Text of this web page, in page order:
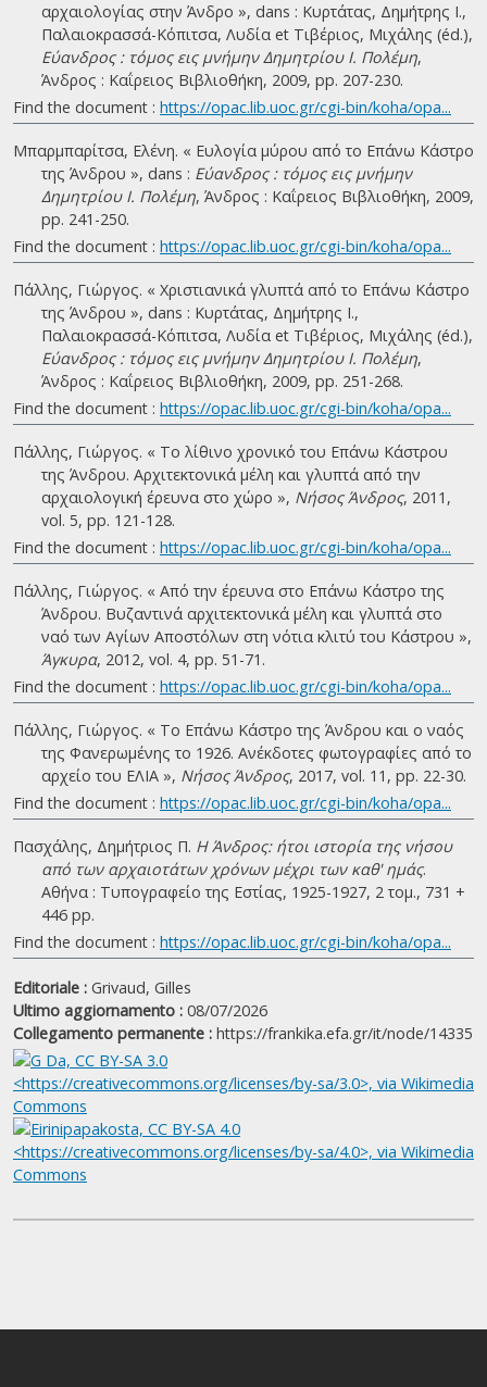
αρχαιολογίας στην Άνδρο », dans : Κυρτάτας, Δημήτρης Ι.,
Παλαιοκρασσά-Κόπιτσα, Λυδία et Τιβέριος, Μιχάλης (éd.),
Εύανδρος : τόμος εις μνήμην Δημητρίου Ι. Πολέμη,
Άνδρος : Καΐρειος Βιβλιοθήκη, 2009, pp. 207-230.
Find the document : https://opac.lib.uoc.gr/cgi-bin/koha/opa...
Μπαρμπαρίτσα, Ελένη. « Ευλογία μύρου από το Επάνω Κάστρο
της Άνδρου », dans : Εύανδρος : τόμος εις μνήμην
Δημητρίου Ι. Πολέμη, Άνδρος : Καΐρειος Βιβλιοθήκη, 2009,
pp. 241-250.
Find the document : https://opac.lib.uoc.gr/cgi-bin/koha/opa...
Πάλλης, Γιώργος. « Χριστιανικά γλυπτά από το Επάνω Κάστρο
της Άνδρου », dans : Κυρτάτας, Δημήτρης Ι.,
Παλαιοκρασσά-Κόπιτσα, Λυδία et Τιβέριος, Μιχάλης (éd.),
Εύανδρος : τόμος εις μνήμην Δημητρίου Ι. Πολέμη,
Άνδρος : Καΐρειος Βιβλιοθήκη, 2009, pp. 251-268.
Find the document : https://opac.lib.uoc.gr/cgi-bin/koha/opa...
Πάλλης, Γιώργος. « Το λίθινο χρονικό του Επάνω Κάστρου
της Άνδρου. Αρχιτεκτονικά μέλη και γλυπτά από την
αρχαιολογική έρευνα στο χώρο », Νήσος Άνδρος, 2011,
vol. 5, pp. 121-128.
Find the document : https://opac.lib.uoc.gr/cgi-bin/koha/opa...
Πάλλης, Γιώργος. « Από την έρευνα στο Επάνω Κάστρο της
Άνδρου. Βυζαντινά αρχιτεκτονικά μέλη και γλυπτά στο
ναό των Αγίων Αποστόλων στη νότια κλιτύ του Κάστρου »,
Άγκυρα, 2012, vol. 4, pp. 51-71.
Find the document : https://opac.lib.uoc.gr/cgi-bin/koha/opa...
Πάλλης, Γιώργος. « Το Επάνω Κάστρο της Άνδρου και ο ναός
της Φανερωμένης το 1926. Ανέκδοτες φωτογραφίες από το
αρχείο του ΕΛΙΑ », Νήσος Άνδρος, 2017, vol. 11, pp. 22-30.
Find the document : https://opac.lib.uoc.gr/cgi-bin/koha/opa...
Πασχάλης, Δημήτριος Π. Η Άνδρος: ήτοι ιστορία της νήσου
από των αρχαιοτάτων χρόνων μέχρι των καθ' ημάς.
Αθήνα : Τυπογραφείο της Εστίας, 1925-1927, 2 τομ., 731 +
446 pp.
Find the document : https://opac.lib.uoc.gr/cgi-bin/koha/opa...
Editoriale : Grivaud, Gilles
Ultimo aggiornamento : 08/07/2026
Collegamento permanente : https://frankika.efa.gr/it/node/14335
Επάνω Κάστρο / Κάστρο της